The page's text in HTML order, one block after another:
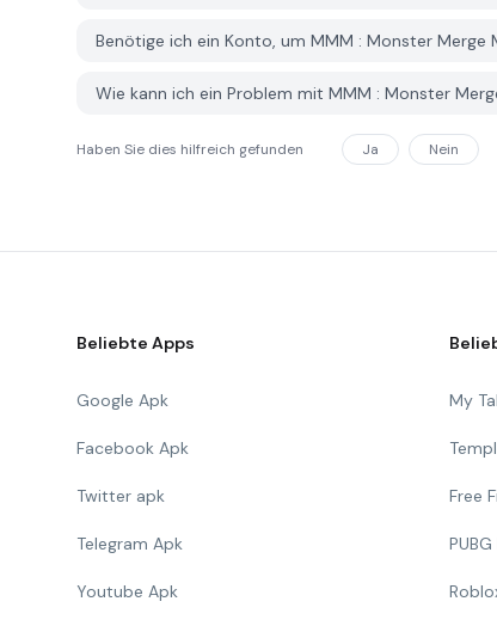
Benötige ich ein Konto, um MMM : Monster Merge
Wie kann ich ein Problem mit MMM : Monster
Haben Sie dies hilfreich gefunden Ja Nein
Beliebte Apps
Google Apk
Facebook Apk
Twitter apk
Telegram Apk
Youtube Apk
My
Free
PUBG